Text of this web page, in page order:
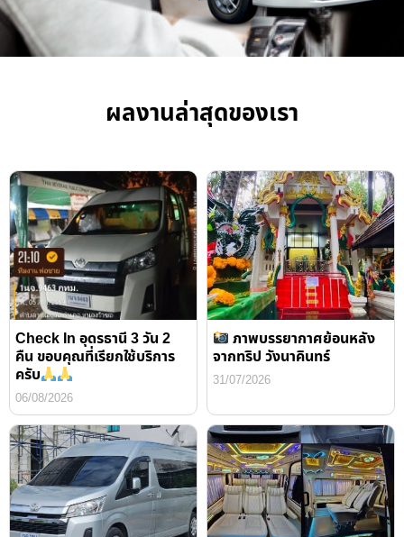
ผลงานล่าสุดของเรา
Check In อุดรธานี 3 วัน 2
คืน ขอบคุณที่เรียกใช้บริการ
ครับ
06/08/2026
ภาพบรรยากาศย้อนหลัง
จากทริป วังนาคินทร์
31/07/2026